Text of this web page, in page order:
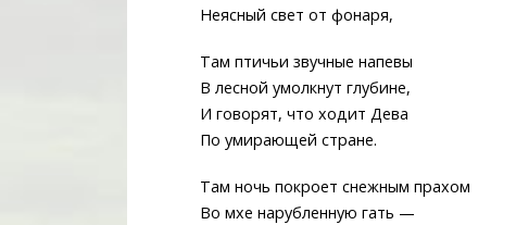
Неясный свет от фонаря,
Там птичьи звучные напевы
В лесной умолкнут глубине,
И говорят, что ходит Дева
По умирающей стране.
Там ночь покроет снежным прахом
Во мхе нарубленную гать —